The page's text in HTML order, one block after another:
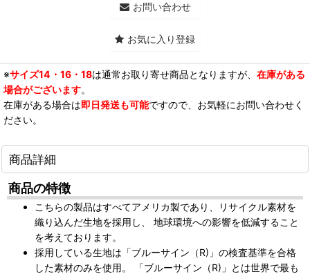
お問い合わせ
お気に入り登録
※サイズ14・16・18は通常お取り寄せ商品となりますが、 在庫がある
場合がございます。
在庫がある場合は即日発送も可能ですので、お気軽にお問い合わせく
ださい。
商品詳細
商品の特徴
こちらの製品はすべてアメリカ製であり、リサイクル素材を
織り込んだ生地を採用し、 地球環境への影響を低減すること
を考えております。
採用している生地は「ブルーサイン（R)」の検査基準を合格
した素材のみを使用。 「ブルーサイン（R)」とは世界で最も